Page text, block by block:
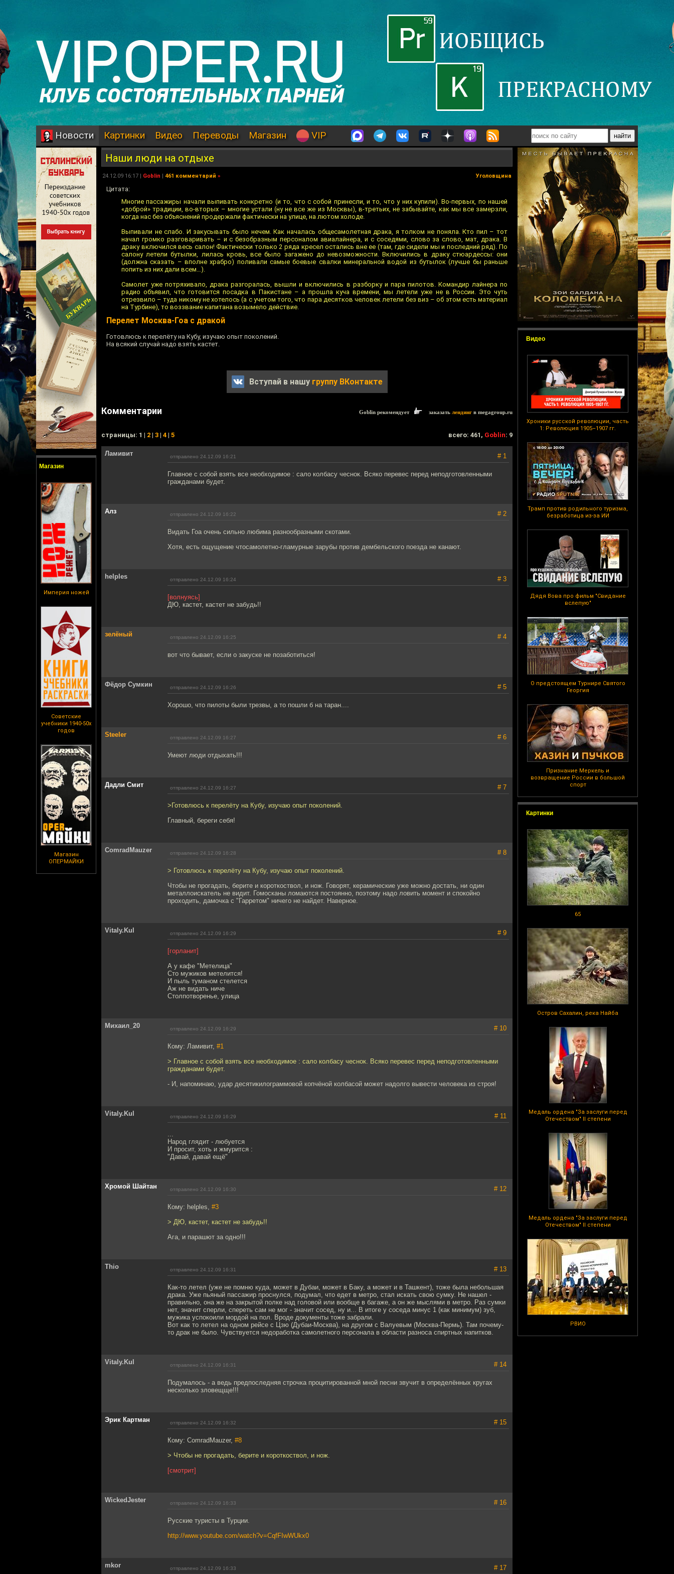
Новости Картинки Видео Переводы Магазин VIP
Магазин
Империя ножей
Советские
учебники 1940-50х
годов
Магазин
ОПЕРМАЙКИ
Видео
Хроники русской революции, часть
1: Революция 1905–1907 гг.
Трамп против родильного туризма,
безработица из-за ИИ
Дядя Вова про фильм "Свидание
вслепую"
О предстоящем Турнире Святого
Георгия
Признание Меркель и
возвращение России в большой
спорт
Картинки
65
Остров Сахалин, река Найба
Медаль ордена "За заслуги перед
Отечеством" II степени
Медаль ордена "За заслуги перед
Отечеством" II степени
РВИО
Наши люди на отдыхе
24.12.09 16:17 | Goblin | 461 комментарий » Уголовщина
Цитата:
Многие пассажиры начали выпивать конкретно (и то, что с собой принесли, и то, что у них купили). Во-первых, по нашей
«доброй» традиции, во-вторых – многие устали (ну не все же из Москвы), в-третьих, не забывайте, как мы все замерзли,
когда нас без объяснений продержали фактически на улице, на лютом холоде.
Выпивали не слабо. И закусывать было нечем. Как началась общесамолетная драка, я толком не поняла. Кто пил – тот
начал громко разговаривать – и с безобразным персоналом авиалайнера, и с соседями, слово за слово, мат, драка. В
драку включился весь салон! Фактически только 2 ряда кресел остались вне ее (там, где сидели мы и последний ряд). По
салону летели бутылки, лилась кровь, все было загажено до невозможности. Включились в драку стюардессы: они
(должна сказать – вполне храбро) поливали самые боевые свалки минеральной водой из бутылок (лучше бы раньше
попить из них дали всем…).
Самолет уже потряхивало, драка разгоралась, вышли и включились в разборку и пара пилотов. Командир лайнера по
радио объявил, что готовится посадка в Пакистане – а прошла куча времени, мы летели уже не в России. Это чуть
отрезвило – туда никому не хотелось (а с учетом того, что пара десятков человек летели без виз – об этом есть материал
на Турбине), то воззвание капитана возымело действие.
Перелет Москва-Гоа с дракой
Готовлюсь к перелёту на Кубу, изучаю опыт поколений.
На всякий случай надо взять кастет.
Вступай в нашу группу ВКонтакте
Комментарии Goblin рекомендует заказать лендинг в megagroup.ru
cтраницы: 1 | 2 | 3 | 4 | 5 всего: 461, Goblin: 9
Ламивит отправлено 24.12.09 16:21 # 1
Главное с собой взять все необходимое : сало колбасу чеснок. Всяко перевес перед неподготовленными
гражданами будет.
Алз отправлено 24.12.09 16:22 # 2
Видать Гоа очень сильно любима разнообразными скотами.
Хотя, есть ощущение чтосамолетно-гламурные зарубы против дембельского поезда не канают.
helples отправлено 24.12.09 16:24 # 3
[волнуясь]
ДЮ, кастет, кастет не забудь!!
зелёный отправлено 24.12.09 16:25 # 4
вот что бывает, если о закуске не позаботиться!
Фёдор Сумкин отправлено 24.12.09 16:26 # 5
Хорошо, что пилоты были трезвы, а то пошли б на таран....
Steeler отправлено 24.12.09 16:27 # 6
Умеют люди отдыхать!!!
Дадли Смит отправлено 24.12.09 16:27 # 7
>Готовлюсь к перелёту на Кубу, изучаю опыт поколений.
Главный, береги себя!
ComradMauzer отправлено 24.12.09 16:28 # 8
> Готовлюсь к перелёту на Кубу, изучаю опыт поколений.
Чтобы не прогадать, берите и короткоствол, и нож. Говорят, керамические уже можно достать, ни один
металлоискатель не видит. Гомосканы ломаются постоянно, поэтому надо ловить момент и спокойно
проходить, дамочка с "Гарретом" ничего не найдет. Наверное.
Vitaly.Kul отправлено 24.12.09 16:29 # 9
[горланит]
А у кафе "Метелица"
Сто мужиков метелится!
И пыль туманом стелется
Аж не видать ниче
Столпотворенье, улица
Михаил_20 отправлено 24.12.09 16:29 # 10
Кому: Ламивит, #1
> Главное с собой взять все необходимое : сало колбасу чеснок. Всяко перевес перед неподготовленными
гражданами будет.
- И, напоминаю, удар десятикилограммовой копчёной колбасой может надолго вывести человека из строя!
Vitaly.Kul отправлено 24.12.09 16:29 # 11
...
Народ глядит - любуется
И просит, хоть и жмурится :
"Давай, давай ещё"
Хромой Шайтан отправлено 24.12.09 16:30 # 12
Кому: helples, #3
> ДЮ, кастет, кастет не забудь!!
Ага, и парашют за одно!!!
Thio отправлено 24.12.09 16:31 # 13
Как-то летел (уже не помню куда, может в Дубаи, может в Баку, а может и в Ташкент), тоже была небольшая
драка. Уже пьяный пассажир проснулся, подумал, что едет в метро, стал искать свою сумку. Не нашел -
правильно, она же на закрытой полке над головой или вообще в багаже, а он же мыслями в метро. Раз сумки
нет, значит сперли, спереть сам не мог - значит сосед, ну и... В итоге у соседа минус 1 (как минимум) зуб,
мужика успокоили мордой на пол. Вроде документы тоже забрали.
Вот как то летел на одном рейсе с Цзю (Дубаи-Москва), на другом с Валуевым (Москва-Пермь). Там почему-
то драк не было. Чувствуется недоработка самолетного персонала в области разноса спиртных напитков.
Vitaly.Kul отправлено 24.12.09 16:31 # 14
Подумалось - а ведь предпоследняя строчка процитированной мной песни звучит в определённых кругах
несколько зловещще!!!
Эрик Картман отправлено 24.12.09 16:32 # 15
Кому: ComradMauzer, #8
> Чтобы не прогадать, берите и короткоствол, и нож.
[смотрит]
WickedJester отправлено 24.12.09 16:33 # 16
Русские туристы в Турции.
http://www.youtube.com/watch?v=CqfFIwWUkx0
mkor отправлено 24.12.09 16:33 # 17